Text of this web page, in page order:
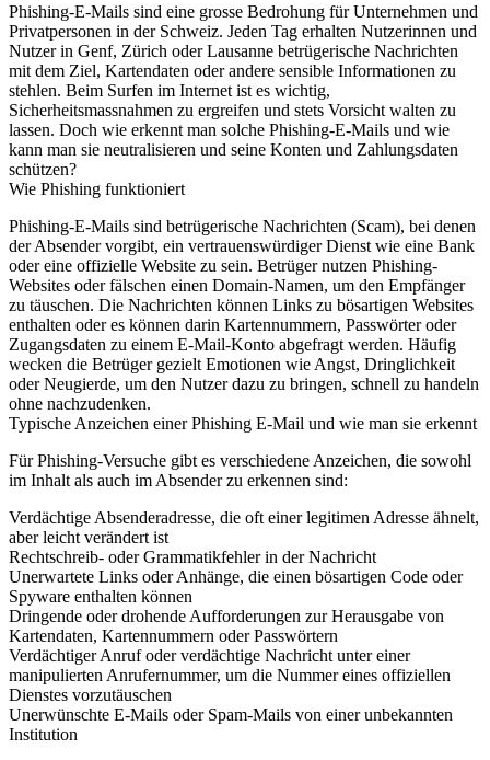
Phishing-E-Mails sind eine grosse Bedrohung für Unternehmen und
Privatpersonen in der Schweiz. Jeden Tag erhalten Nutzerinnen und
Nutzer in Genf, Zürich oder Lausanne betrügerische Nachrichten
mit dem Ziel, Kartendaten oder andere sensible Informationen zu
stehlen. Beim Surfen im Internet ist es wichtig,
Sicherheitsmassnahmen zu ergreifen und stets Vorsicht walten zu
lassen. Doch wie erkennt man solche Phishing-E-Mails und wie
kann man sie neutralisieren und seine Konten und Zahlungsdaten
schützen?
Wie Phishing funktioniert
Phishing-E-Mails sind betrügerische Nachrichten (Scam), bei denen
der Absender vorgibt, ein vertrauenswürdiger Dienst wie eine Bank
oder eine offizielle Website zu sein. Betrüger nutzen Phishing-
Websites oder fälschen einen Domain-Namen, um den Empfänger
zu täuschen. Die Nachrichten können Links zu bösartigen Websites
enthalten oder es können darin Kartennummern, Passwörter oder
Zugangsdaten zu einem E-Mail-Konto abgefragt werden. Häufig
wecken die Betrüger gezielt Emotionen wie Angst, Dringlichkeit
oder Neugierde, um den Nutzer dazu zu bringen, schnell zu handeln
ohne nachzudenken.
Typische Anzeichen einer Phishing E-Mail und wie man sie erkennt
Für Phishing-Versuche gibt es verschiedene Anzeichen, die sowohl
im Inhalt als auch im Absender zu erkennen sind:
Verdächtige Absenderadresse, die oft einer legitimen Adresse ähnelt,
aber leicht verändert ist
Rechtschreib- oder Grammatikfehler in der Nachricht
Unerwartete Links oder Anhänge, die einen bösartigen Code oder
Spyware enthalten können
Dringende oder drohende Aufforderungen zur Herausgabe von
Kartendaten, Kartennummern oder Passwörtern
Verdächtiger Anruf oder verdächtige Nachricht unter einer
manipulierten Anrufernummer, um die Nummer eines offiziellen
Dienstes vorzutäuschen
Unerwünschte E-Mails oder Spam-Mails von einer unbekannten
Institution